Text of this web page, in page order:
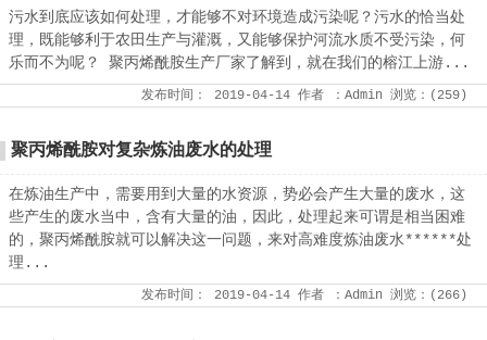
污水到底应该如何处理，才能够不对环境造成污染呢？污水的恰当处
理，既能够利于农田生产与灌溉，又能够保护河流水质不受污染，何
乐而不为呢？ 聚丙烯酰胺生产厂家了解到，就在我们的榕江上游...
发布时间： 2019-04-14 作者 ：Admin 浏览：( 259 )
聚丙烯酰胺对复杂炼油废水的处理
在炼油生产中，需要用到大量的水资源，势必会产生大量的废水，这
些产生的废水当中，含有大量的油，因此，处理起来可谓是相当困难
的，聚丙烯酰胺就可以解决这一问题，来对高难度炼油废水******处
理...
发布时间： 2019-04-14 作者 ：Admin 浏览：( 266 )